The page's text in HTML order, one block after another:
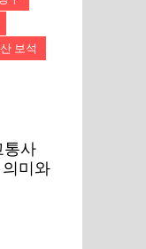
보석
통사
의미와